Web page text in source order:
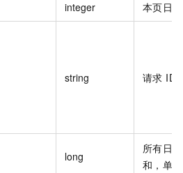
integer 本页日
string 请求 ID
long
所有日
和，单